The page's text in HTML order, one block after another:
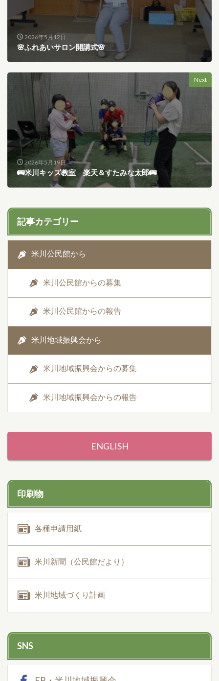
2026年5月12日
🌸ふれあいサロン開講式🌸
Next
2026年5月19日
🚌米川キッズ教室 楽天＆すたみな太郎🚌
記事カテゴリー
米川公民館から
米川公民館からの募集
米川公民館からの報告
米川地域振興会から
米川地域振興会からの募集
米川地域振興会からの報告
ENGLISH
印刷物
各種申請用紙
米川新聞（公民館だより）
米川地域づくり計画
SNS